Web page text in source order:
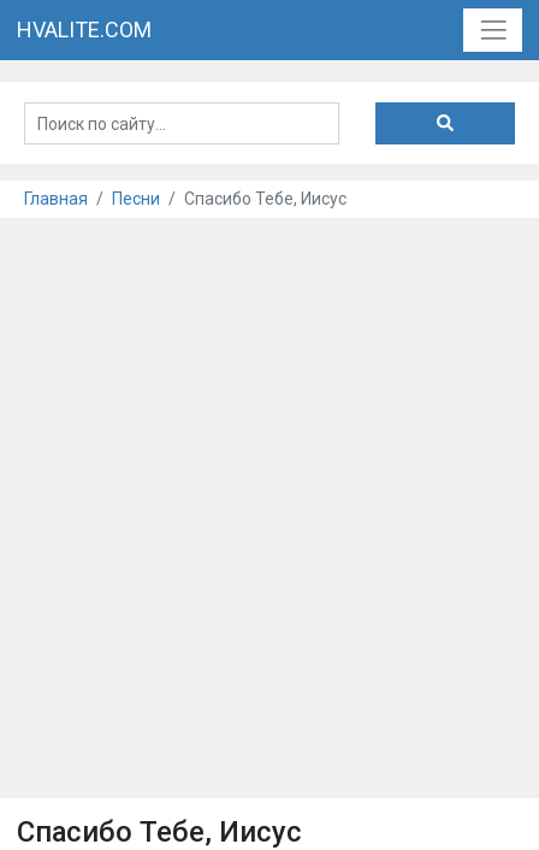
HVALITE.COM
Главная Песни Спасибо Тебе, Иисус
Спасибо Тебе, Иисус